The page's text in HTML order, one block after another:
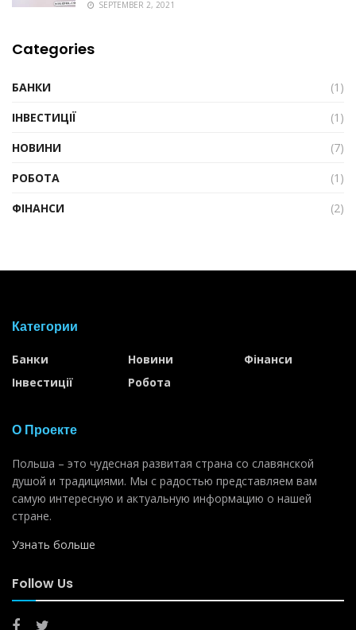
SEPTEMBER 2, 2021
Categories
БАНКИ
(1)
ІНВЕСТИЦІЇ
(1)
НОВИНИ
(7)
РОБОТА
(1)
ФІНАНСИ
(2)
Категории
Банки
Інвестиції
Новини
Робота
Фінанси
О Проекте
Польша – это чудесная развитая страна со славянской
душой и традициями. Мы с радостью представляем вам
самую интересную и актуальную информацию о нашей
стране.
Узнать больше
Follow Us